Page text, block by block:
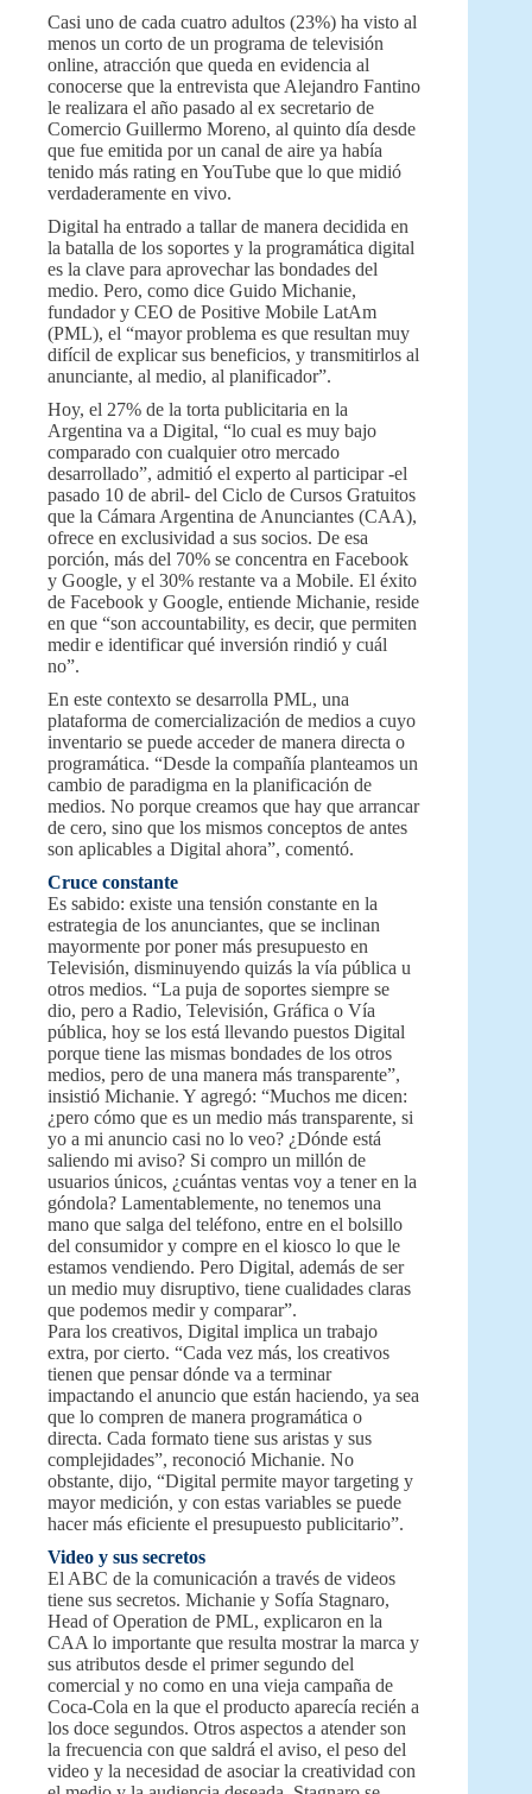
Casi uno de cada cuatro adultos (23%) ha visto al
menos un corto de un programa de televisión
online, atracción que queda en evidencia al
conocerse que la entrevista que Alejandro Fantino
le realizara el año pasado al ex secretario de
Comercio Guillermo Moreno, al quinto día desde
que fue emitida por un canal de aire ya había
tenido más rating en YouTube que lo que midió
verdaderamente en vivo.
Digital ha entrado a tallar de manera decidida en
la batalla de los soportes y la programática digital
es la clave para aprovechar las bondades del
medio. Pero, como dice Guido Michanie,
fundador y CEO de Positive Mobile LatAm
(PML), el “mayor problema es que resultan muy
difícil de explicar sus beneficios, y transmitirlos al
anunciante, al medio, al planificador”.
Hoy, el 27% de la torta publicitaria en la
Argentina va a Digital, “lo cual es muy bajo
comparado con cualquier otro mercado
desarrollado”, admitió el experto al participar -el
pasado 10 de abril- del Ciclo de Cursos Gratuitos
que la Cámara Argentina de Anunciantes (CAA),
ofrece en exclusividad a sus socios. De esa
porción, más del 70% se concentra en Facebook
y Google, y el 30% restante va a Mobile. El éxito
de Facebook y Google, entiende Michanie, reside
en que “son accountability, es decir, que permiten
medir e identificar qué inversión rindió y cuál
no”.
En este contexto se desarrolla PML, una
plataforma de comercialización de medios a cuyo
inventario se puede acceder de manera directa o
programática. “Desde la compañía planteamos un
cambio de paradigma en la planificación de
medios. No porque creamos que hay que arrancar
de cero, sino que los mismos conceptos de antes
son aplicables a Digital ahora”, comentó.
Cruce constante
Es sabido: existe una tensión constante en la
estrategia de los anunciantes, que se inclinan
mayormente por poner más presupuesto en
Televisión, disminuyendo quizás la vía pública u
otros medios. “La puja de soportes siempre se
dio, pero a Radio, Televisión, Gráfica o Vía
pública, hoy se los está llevando puestos Digital
porque tiene las mismas bondades de los otros
medios, pero de una manera más transparente”,
insistió Michanie. Y agregó: “Muchos me dicen:
¿pero cómo que es un medio más transparente, si
yo a mi anuncio casi no lo veo? ¿Dónde está
saliendo mi aviso? Si compro un millón de
usuarios únicos, ¿cuántas ventas voy a tener en la
góndola? Lamentablemente, no tenemos una
mano que salga del teléfono, entre en el bolsillo
del consumidor y compre en el kiosco lo que le
estamos vendiendo. Pero Digital, además de ser
un medio muy disruptivo, tiene cualidades claras
que podemos medir y comparar”.
Para los creativos, Digital implica un trabajo
extra, por cierto. “Cada vez más, los creativos
tienen que pensar dónde va a terminar
impactando el anuncio que están haciendo, ya sea
que lo compren de manera programática o
directa. Cada formato tiene sus aristas y sus
complejidades”, reconoció Michanie. No
obstante, dijo, “Digital permite mayor targeting y
mayor medición, y con estas variables se puede
hacer más eficiente el presupuesto publicitario”.
Video y sus secretos
El ABC de la comunicación a través de videos
tiene sus secretos. Michanie y Sofía Stagnaro,
Head of Operation de PML, explicaron en la
CAA lo importante que resulta mostrar la marca y
sus atributos desde el primer segundo del
comercial y no como en una vieja campaña de
Coca-Cola en la que el producto aparecía recién a
los doce segundos. Otros aspectos a atender son
la frecuencia con que saldrá el aviso, el peso del
video y la necesidad de asociar la creatividad con